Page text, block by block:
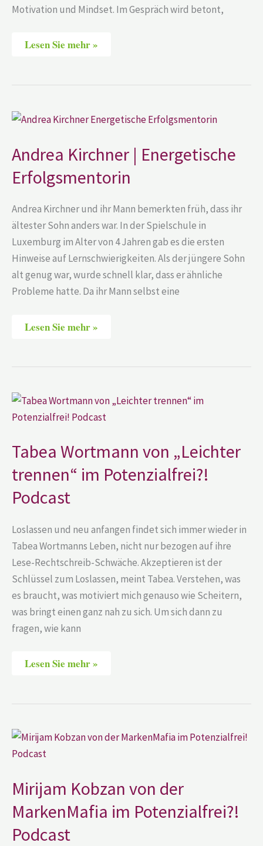
Motivation und Mindset. Im Gespräch wird betont,
Lesen Sie mehr »
Andrea Kirchner | Energetische
Erfolgsmentorin
Andrea Kirchner und ihr Mann bemerkten früh, dass ihr
ältester Sohn anders war. In der Spielschule in
Luxemburg im Alter von 4 Jahren gab es die ersten
Hinweise auf Lernschwierigkeiten. Als der jüngere Sohn
alt genug war, wurde schnell klar, dass er ähnliche
Probleme hatte. Da ihr Mann selbst eine
Andrea
Kirchner
Energetische
Erfolgsmentorin
Lesen Sie mehr »
Tabea Wortmann von „Leichter
trennen“ im Potenzialfrei?!
Podcast
Loslassen und neu anfangen findet sich immer wieder in
Tabea Wortmanns Leben, nicht nur bezogen auf ihre
Lese-Rechtschreib-Schwäche. Akzeptieren ist der
Schlüssel zum Loslassen, meint Tabea. Verstehen, was
es braucht, was motiviert mich genauso wie Scheitern,
was bringt einen ganz nah zu sich. Um sich dann zu
fragen, wie kann
Tabea
Wortmann
von
im
Potenzialfrei?!
Lesen Sie mehr »
Mirijam Kobzan von der
MarkenMafia im Potenzialfrei?!
Podcast
Mirijam
Kobzan
von
im
Potenzialfrei?!
Podcast